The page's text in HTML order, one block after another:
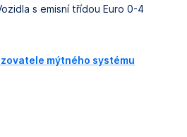
s emisní třídou Euro 0-4
mýtného systému